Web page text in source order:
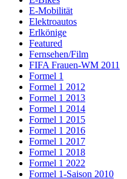
E-Mobilität
Elektroautos
Erlkönige
Featured
Fernsehen/Film
FIFA Frauen-WM 2011
Formel 1
Formel 1 2012
Formel 1 2013
Formel 1 2014
Formel 1 2015
Formel 1 2016
Formel 1 2017
Formel 1 2018
Formel 1 2022
Formel 1-Saison 2010